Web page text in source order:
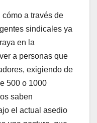
a través de
sindicales ya
en la
a personas que
exigiendo de
500 o 1000
saben
el actual asedio